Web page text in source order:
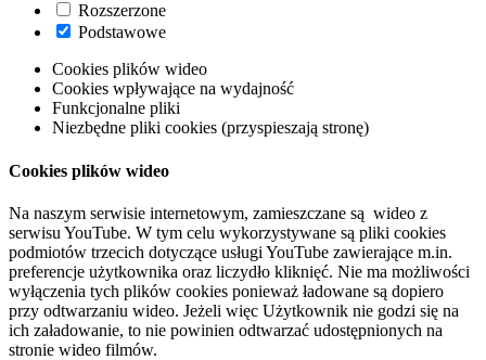
Rozszerzone
Podstawowe
Cookies plików wideo
Cookies wpływające na wydajność
Funkcjonalne pliki
Niezbędne pliki cookies (przyspieszają stronę)
Cookies plików wideo
Na naszym serwisie internetowym, zamieszczane są wideo z
serwisu YouTube. W tym celu wykorzystywane są pliki cookies
podmiotów trzecich dotyczące usługi YouTube zawierające m.in.
preferencje użytkownika oraz liczydło kliknięć. Nie ma możliwości
wyłączenia tych plików cookies ponieważ ładowane są dopiero
przy odtwarzaniu wideo. Jeżeli więc Użytkownik nie godzi się na
ich załadowanie, to nie powinien odtwarzać udostępnionych na
stronie wideo filmów.